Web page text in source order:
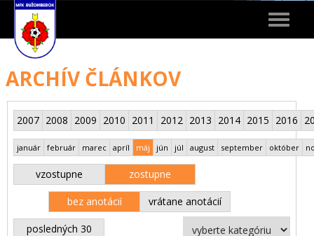
Toggle
ARCHÍV ČLÁNKOV
2007 2008 2009 2010 2011 2012 2013 2014 2015 2016
január február marec apríl máj jún júl august september október
vzostupne zostupne
bez anotácií vrátane anotácií
posledných 30